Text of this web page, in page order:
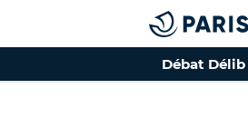
Débat Délib